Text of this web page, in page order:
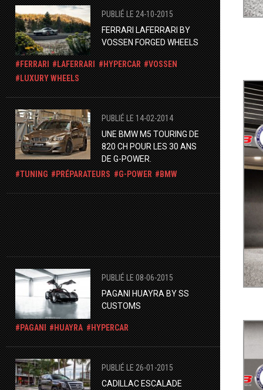
PUBLIÉ LE 24-10-2015
FERRARI LAFERRARI BY
VOSSEN FORGED WHEELS
FERRARI LAFERRARI HYPERCAR
VOSSEN
LUXURY WHEELS
PUBLIÉ LE 14-02-2014
UNE BMW M5 TOURING DE
820 CH POUR LES 30 ANS
DE G-POWER.
TUNING
PRÉPARATEURS G-POWER BMW
PUBLIÉ LE 08-06-2015
PAGANI HUAYRA BY SS
CUSTOMS
PAGANI HUAYRA HYPERCAR
PUBLIÉ LE 26-01-2015
CADILLAC ESCALADE